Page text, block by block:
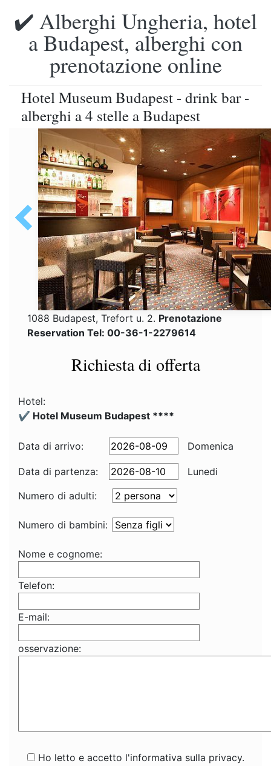
✔️ Alberghi Ungheria, hotel
a Budapest, alberghi con
prenotazione online
Hotel Museum Budapest - drink bar -
alberghi a 4 stelle a Budapest
1088 Budapest, Trefort u. 2. Prenotazione
Reservation Tel: 00-36-1-2279614
Richiesta di offerta
Hotel:
✔️ Hotel Museum Budapest ****
Data di arrivo: Domenica
Data di partenza:
Lunedi
Numero di adulti:
Numero di bambini:
Nome e cognome:
Telefon:
E-mail:
osservazione:
Ho letto e accetto l'informativa sulla privacy.